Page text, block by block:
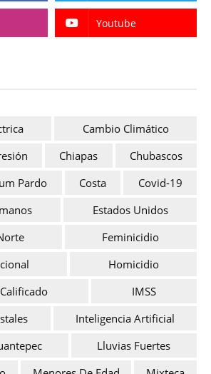
Youtube
Cambio Climático
Chiapas
Chubascos
Pardo
Costa
Covid-19
Estados Unidos
Feminicidio
Homicidio
IMSS
Inteligencia Artificial
Lluvias Fuertes